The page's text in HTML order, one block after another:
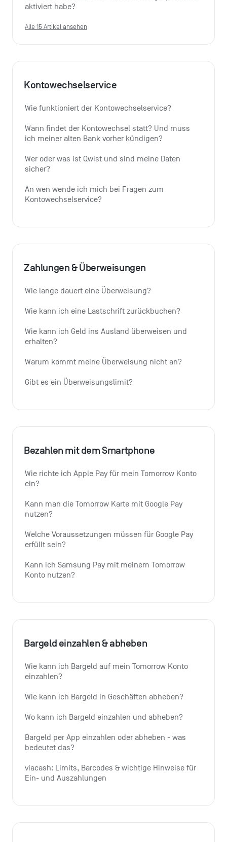
aktiviert habe?
Alle 15 Artikel ansehen
Kontowechselservice
Wie funktioniert der Kontowechselservice?
Wann findet der Kontowechsel statt? Und muss
ich meiner alten Bank vorher kündigen?
Wer oder was ist Qwist und sind meine Daten
sicher?
An wen wende ich mich bei Fragen zum
Kontowechselservice?
Zahlungen & Überweisungen
Wie lange dauert eine Überweisung?
Wie kann ich eine Lastschrift zurückbuchen?
Wie kann ich Geld ins Ausland überweisen und
erhalten?
Warum kommt meine Überweisung nicht an?
Gibt es ein Überweisungslimit?
Bezahlen mit dem Smartphone
Wie richte ich Apple Pay für mein Tomorrow Konto
ein?
Kann man die Tomorrow Karte mit Google Pay
nutzen?
Welche Voraussetzungen müssen für Google Pay
erfüllt sein?
Kann ich Samsung Pay mit meinem Tomorrow
Konto nutzen?
Bargeld einzahlen & abheben
Wie kann ich Bargeld auf mein Tomorrow Konto
einzahlen?
Wie kann ich Bargeld in Geschäften abheben?
Wo kann ich Bargeld einzahlen und abheben?
Bargeld per App einzahlen oder abheben - was
bedeutet das?
viacash: Limits, Barcodes & wichtige Hinweise für
Ein- und Auszahlungen